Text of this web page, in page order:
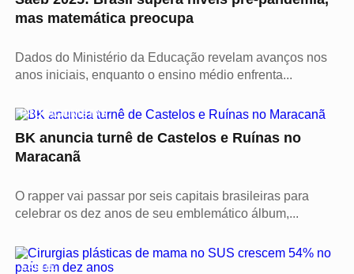
mas matemática preocupa
Dados do Ministério da Educação revelam avanços nos
anos iniciais, enquanto o ensino médio enfrenta...
PROTAGONISTAS
BK anuncia turnê de Castelos e Ruínas no
Maracanã
O rapper vai passar por seis capitais brasileiras para
celebrar os dez anos de seu emblemático álbum,...
SAÚDE